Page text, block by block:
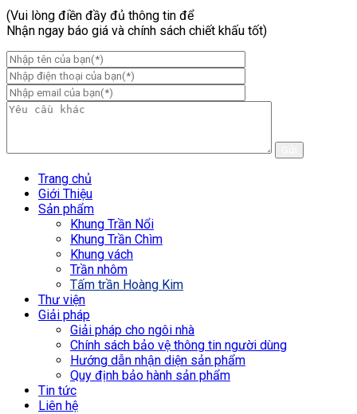
(Vui lòng điền đầy đủ thông tin để
Nhận ngay báo giá và chính sách chiết khấu tốt)
Trang chủ
Giới Thiệu
Sản phẩm
Khung Trần Nổi
Khung Trần Chìm
Khung vách
Trần nhôm
Tấm trần Hoàng Kim
Thư viện
Giải pháp
Giải pháp cho ngôi nhà
Chính sách bảo vệ thông tin người dùng
Hướng dẫn nhận diện sản phẩm
Quy định bảo hành sản phẩm
Tin tức
Liên hệ